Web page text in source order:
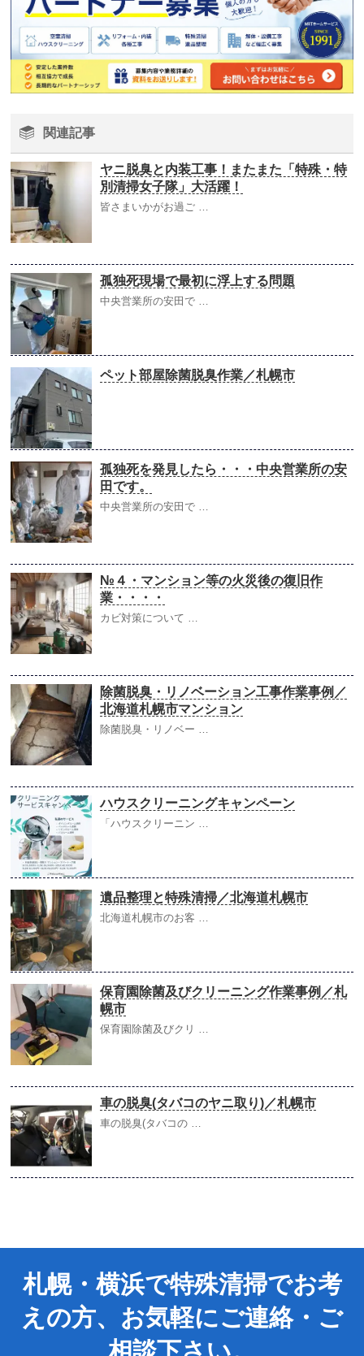
関連記事
ヤニ脱臭と内装工事！またまた「特殊・特
別清掃女子隊」大活躍！
皆さまいかがお過ご …
孤独死現場で最初に浮上する問題
中央営業所の安田で …
ペット部屋除菌脱臭作業／札幌市
孤独死を発見したら・・・中央営業所の安
田です。
中央営業所の安田で …
№４・マンション等の火災後の復旧作
業・・・・
カビ対策について …
除菌脱臭・リノベーション工事作業事例／
北海道札幌市マンション
除菌脱臭・リノベー …
ハウスクリーニングキャンペーン
「ハウスクリーニン …
遺品整理と特殊清掃／北海道札幌市
北海道札幌市のお客 …
保育園除菌及びクリーニング作業事例／札
幌市
保育園除菌及びクリ …
車の脱臭(タバコのヤニ取り)／札幌市
車の脱臭(タバコの …
札幌・横浜で特殊清掃でお考
えの方、お気軽にご連絡・ご